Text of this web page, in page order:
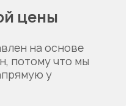
цены
на основе
потому что мы
у